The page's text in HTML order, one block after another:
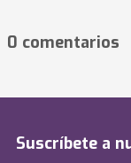
0 comentarios
Suscríbete a